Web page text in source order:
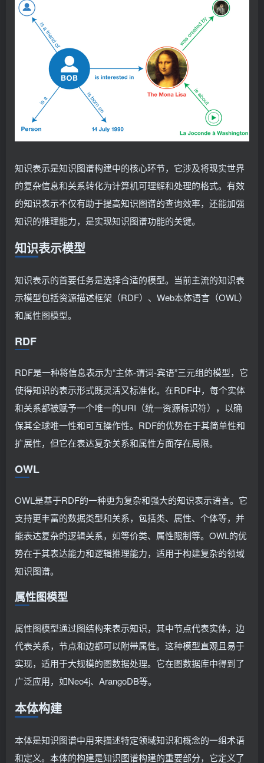
知识表示是知识图谱构建中的核心环节，它涉及将现实世界
的复杂信息和关系转化为计算机可理解和处理的格式。有效
的知识表示不仅有助于提高知识图谱的查询效率，还能加强
知识的推理能力，是实现知识图谱功能的关键。
知识表示模型
知识表示的首要任务是选择合适的模型。当前主流的知识表
示模型包括资源描述框架（RDF）、Web本体语言（OWL）
和属性图模型。
RDF
RDF是一种将信息表示为“主体-谓词-宾语”三元组的模型，它
使得知识的表示形式既灵活又标准化。在RDF中，每个实体
和关系都被赋予一个唯一的URI（统一资源标识符），以确
保其全球唯一性和可互操作性。RDF的优势在于其简单性和
扩展性，但它在表达复杂关系和属性方面存在局限。
OWL
OWL是基于RDF的一种更为复杂和强大的知识表示语言。它
支持更丰富的数据类型和关系，包括类、属性、个体等，并
能表达复杂的逻辑关系，如等价类、属性限制等。OWL的优
势在于其表达能力和逻辑推理能力，适用于构建复杂的领域
知识图谱。
属性图模型
属性图模型通过图结构来表示知识，其中节点代表实体，边
代表关系，节点和边都可以附带属性。这种模型直观且易于
实现，适用于大规模的图数据处理。它在图数据库中得到了
广泛应用，如Neo4j、ArangoDB等。
本体构建
本体是知识图谱中用来描述特定领域知识和概念的一组术语
和定义。本体的构建是知识图谱构建的重要部分，它定义了